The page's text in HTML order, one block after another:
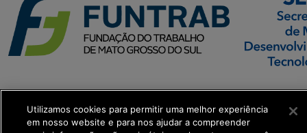
SETDIG | Secretaria-
Executiva de
Transformação Digital
Utilizamos cookies para permitir uma melhor experiência
em nosso website e para nos ajudar a compreender